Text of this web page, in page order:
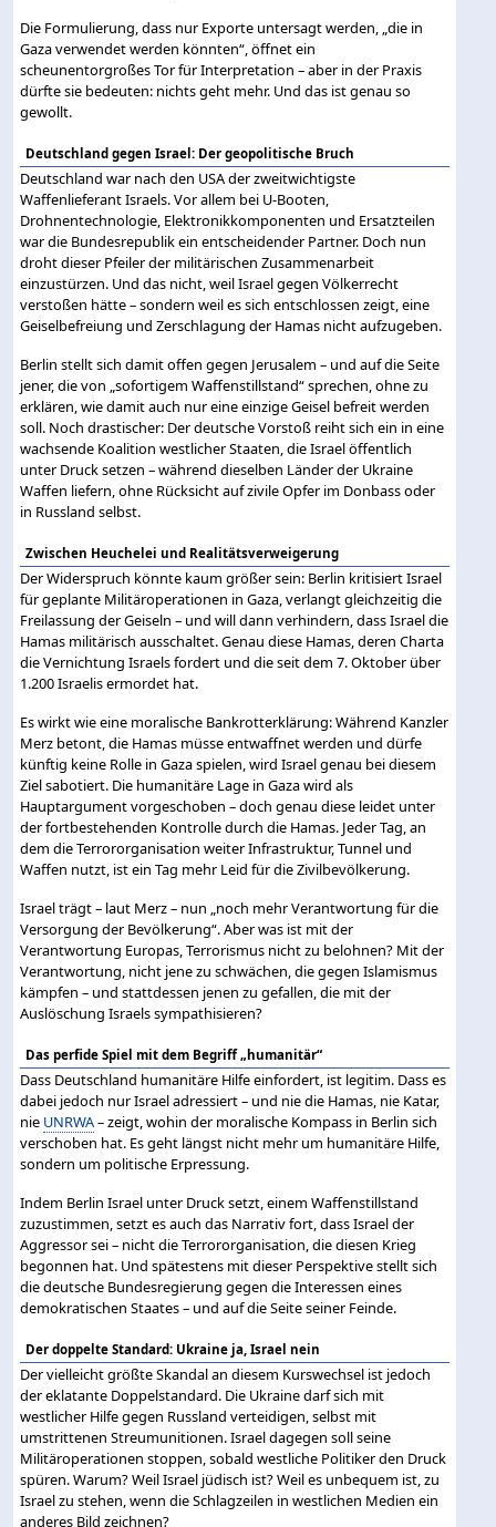
Die Formulierung, dass nur Exporte untersagt werden, „die in
Gaza verwendet werden könnten“, öffnet ein
scheunentorgroßes Tor für Interpretation – aber in der Praxis
dürfte sie bedeuten: nichts geht mehr. Und das ist genau so
gewollt.
Deutschland gegen Israel: Der geopolitische Bruch
Deutschland war nach den USA der zweitwichtigste
Waffenlieferant Israels. Vor allem bei U-Booten,
Drohnentechnologie, Elektronikkomponenten und Ersatzteilen
war die Bundesrepublik ein entscheidender Partner. Doch nun
droht dieser Pfeiler der militärischen Zusammenarbeit
einzustürzen. Und das nicht, weil Israel gegen Völkerrecht
verstoßen hätte – sondern weil es sich entschlossen zeigt, eine
Geiselbefreiung und Zerschlagung der Hamas nicht aufzugeben.
Berlin stellt sich damit offen gegen Jerusalem – und auf die Seite
jener, die von „sofortigem Waffenstillstand“ sprechen, ohne zu
erklären, wie damit auch nur eine einzige Geisel befreit werden
soll. Noch drastischer: Der deutsche Vorstoß reiht sich ein in eine
wachsende Koalition westlicher Staaten, die Israel öffentlich
unter Druck setzen – während dieselben Länder der Ukraine
Waffen liefern, ohne Rücksicht auf zivile Opfer im Donbass oder
in Russland selbst.
Zwischen Heuchelei und Realitätsverweigerung
Der Widerspruch könnte kaum größer sein: Berlin kritisiert Israel
für geplante Militäroperationen in Gaza, verlangt gleichzeitig die
Freilassung der Geiseln – und will dann verhindern, dass Israel die
Hamas militärisch ausschaltet. Genau diese Hamas, deren Charta
die Vernichtung Israels fordert und die seit dem 7. Oktober über
1.200 Israelis ermordet hat.
Es wirkt wie eine moralische Bankrotterklärung: Während Kanzler
Merz betont, die Hamas müsse entwaffnet werden und dürfe
künftig keine Rolle in Gaza spielen, wird Israel genau bei diesem
Ziel sabotiert. Die humanitäre Lage in Gaza wird als
Hauptargument vorgeschoben – doch genau diese leidet unter
der fortbestehenden Kontrolle durch die Hamas. Jeder Tag, an
dem die Terrororganisation weiter Infrastruktur, Tunnel und
Waffen nutzt, ist ein Tag mehr Leid für die Zivilbevölkerung.
Israel trägt – laut Merz – nun „noch mehr Verantwortung für die
Versorgung der Bevölkerung“. Aber was ist mit der
Verantwortung Europas, Terrorismus nicht zu belohnen? Mit der
Verantwortung, nicht jene zu schwächen, die gegen Islamismus
kämpfen – und stattdessen jenen zu gefallen, die mit der
Auslöschung Israels sympathisieren?
Das perfide Spiel mit dem Begriff „humanitär“
Dass Deutschland humanitäre Hilfe einfordert, ist legitim. Dass es
dabei jedoch nur Israel adressiert – und nie die Hamas, nie Katar,
nie UNRWA– zeigt, wohin der moralische Kompass in Berlin sich
verschoben hat. Es geht längst nicht mehr um humanitäre Hilfe,
sondern um politische Erpressung.
Indem Berlin Israel unter Druck setzt, einem Waffenstillstand
zuzustimmen, setzt es auch das Narrativ fort, dass Israel der
Aggressor sei – nicht die Terrororganisation, die diesen Krieg
begonnen hat. Und spätestens mit dieser Perspektive stellt sich
die deutsche Bundesregierung gegen die Interessen eines
demokratischen Staates – und auf die Seite seiner Feinde.
Der doppelte Standard: Ukraine ja, Israel nein
Der vielleicht größte Skandal an diesem Kurswechsel ist jedoch
der eklatante Doppelstandard. Die Ukraine darf sich mit
westlicher Hilfe gegen Russland verteidigen, selbst mit
umstrittenen Streumunitionen. Israel dagegen soll seine
Militäroperationen stoppen, sobald westliche Politiker den Druck
spüren. Warum? Weil Israel jüdisch ist? Weil es unbequem ist, zu
Israel zu stehen, wenn die Schlagzeilen in westlichen Medien ein
anderes Bild zeichnen?